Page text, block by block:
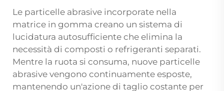
Le particelle abrasive incorporate nella
matrice in gomma creano un sistema di
lucidatura autosufficiente che elimina la
necessità di composti o refrigeranti separati.
Mentre la ruota si consuma, nuove particelle
abrasive vengono continuamente esposte,
mantenendo un'azione di taglio costante per